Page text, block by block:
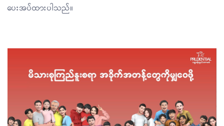
ပေးအပ်ထားပါသည်။